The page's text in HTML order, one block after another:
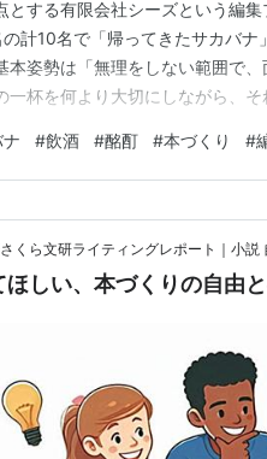
とする有限会社シーズという編
計10名で「帰ってきたサカバナ
本姿勢は「無理をしない範囲で
一杯を何より大切にしながら、
処女作について 7年前、私たちは
テーマにしたオムニバス作品…
#飲酒 #酩酊 #本づくり #
くら文研ライティングレポート｜小説
ほしい、本づくりの自由